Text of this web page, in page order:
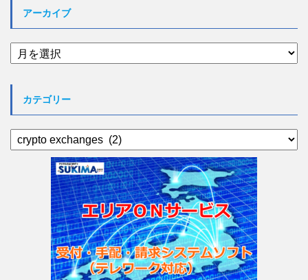
アーカイブ
ア
ー
カテゴリー
カ
テ